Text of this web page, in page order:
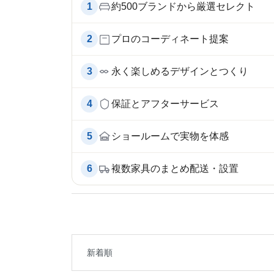
1 約500ブランドから厳選セレクト
2 プロのコーディネート提案
3 永く楽しめるデザインとつくり
4 保証とアフターサービス
5 ショールームで実物を体感
6 複数家具のまとめ配送・設置
新着順